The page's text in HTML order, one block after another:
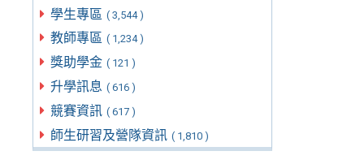
學生專區 ( 3,544 )
教師專區 ( 1,234 )
獎助學金 ( 121 )
升學訊息 ( 616 )
競賽資訊 ( 617 )
師生研習及營隊資訊 ( 1,810 )